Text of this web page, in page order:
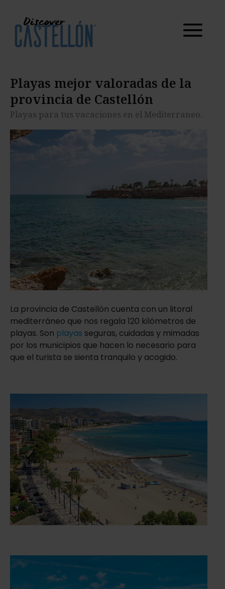
Castellón
Playas mejor valoradas de la
provincia de Castellón
Playas para tus vacaciones en el Mediterraneo.
La provincia de Castellón cuenta con un litoral
mediterráneo que nos regala 120 kilómetros de
playas. Son playas seguras, cuidadas y mimadas
por los municipios que hacen lo necesario para
que el turista se sienta tranquilo y acogido.